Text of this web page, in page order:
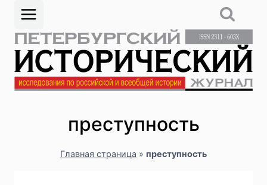
Перейти
содержимому
преступность
Главная страница » преступность